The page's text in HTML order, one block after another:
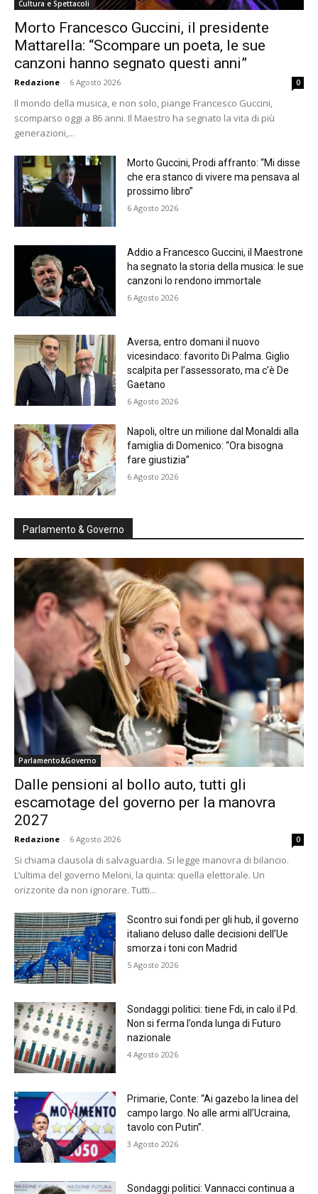
Cultura e Spettacoli
Morto Francesco Guccini, il presidente
Mattarella: “Scompare un poeta, le sue
canzoni hanno segnato questi anni”
Redazione - 6 Agosto 2026 0
Il mondo della musica, e non solo, piange Francesco Guccini,
scomparso oggi a 86 anni. Il Maestro ha segnato la vita di più
generazioni,...
Morto Guccini, Prodi affranto: “Mi disse
che era stanco di vivere ma pensava al
prossimo libro”
6 Agosto 2026
Addio a Francesco Guccini, il Maestrone
ha segnato la storia della musica: le sue
canzoni lo rendono immortale
6 Agosto 2026
Aversa, entro domani il nuovo
vicesindaco: favorito Di Palma. Giglio
scalpita per l’assessorato, ma c’è De
Gaetano
6 Agosto 2026
Napoli, oltre un milione dal Monaldi alla
famiglia di Domenico: “Ora bisogna
fare giustizia”
6 Agosto 2026
Parlamento & Governo
Parlamento&Governo
Dalle pensioni al bollo auto, tutti gli
escamotage del governo per la manovra
2027
Redazione - 6 Agosto 2026 0
Si chiama clausola di salvaguardia. Si legge manovra di bilancio.
L’ultima del governo Meloni, la quinta: quella elettorale. Un
orizzonte da non ignorare. Tutti...
Scontro sui fondi per gli hub, il governo
italiano deluso dalle decisioni dell’Ue
smorza i toni con Madrid
5 Agosto 2026
Sondaggi politici: tiene Fdi, in calo il Pd.
Non si ferma l’onda lunga di Futuro
nazionale
4 Agosto 2026
Primarie, Conte: “Ai gazebo la linea del
campo largo. No alle armi all’Ucraina,
tavolo con Putin”.
3 Agosto 2026
Sondaggi politici: Vannacci continua a